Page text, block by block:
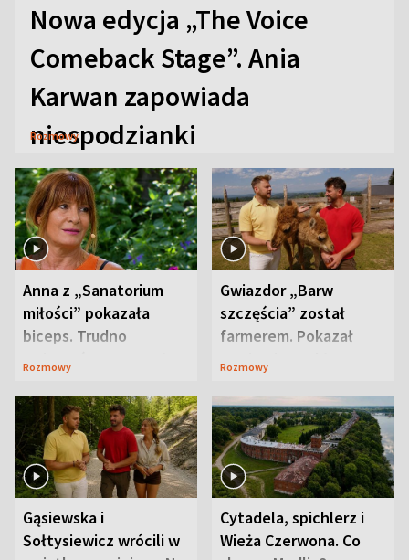
Nowa edycja „The Voice
Comeback Stage”. Ania
Karwan zapowiada
niespodzianki
Rozmowy
Anna z „Sanatorium
miłości” pokazała
biceps. Trudno
uwierzyć, co przeszła
Rozmowy
Gwiazdor „Barw
szczęścia” został
farmerem. Pokazał
swoje niezwykłe
Rozmowy
Gąsiewska i
Sołtysiewicz wrócili w
Cytadela, spichlerz i
Wieża Czerwona. Co